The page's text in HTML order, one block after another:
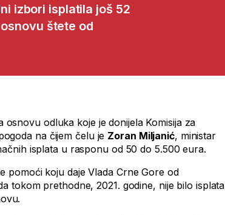
izbori isplatila još 52
štete od
odluka koje je donijela Komisija za
na čijem čelu je Zoran Miljanić, ministar
isplata u rasponu od 50 do 5.500 eura.
pomoći koju daje Vlada Crne Gore od
tokom prethodne, 2021. godine, nije bilo isplata